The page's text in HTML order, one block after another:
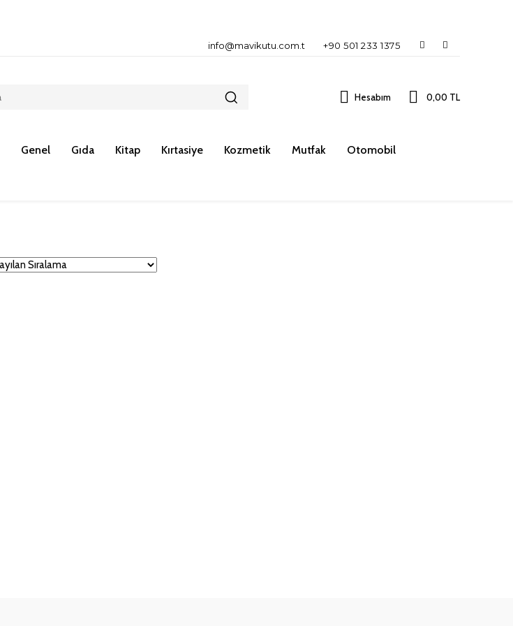
info@mavikutu.com.t +90 501 233 1375
Hesabım 0,00 TL
Genel Gıda Kitap Kırtasiye Kozmetik Mutfak Otomobil